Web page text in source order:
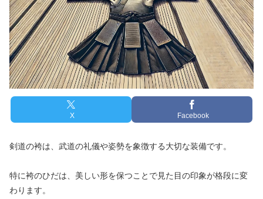
X Facebook
剣道の袴は、武道の礼儀や姿勢を象徴する大切な装備です。
特に袴のひだは、美しい形を保つことで見た目の印象が格段に変
わります。